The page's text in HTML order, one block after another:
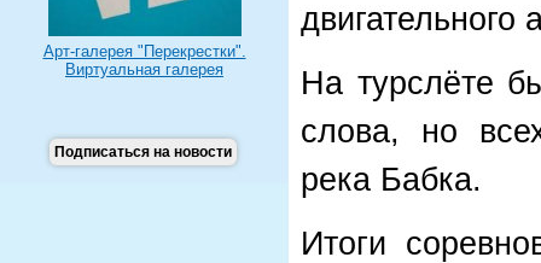
Арт-галерея "Перекрестки".
Виртуальная галерея
Подписаться на новости
двигательного
На турслёте
слова, но
река Бабка.
Итоги